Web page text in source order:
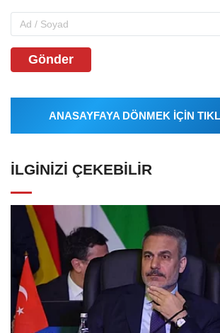
Gönder
ANASAYFAYA DÖNMEK İÇİN
İLGINIZI ÇEKEBILIR